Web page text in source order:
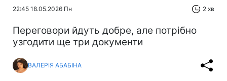
22:45 18.05.2026 Пн 2 хв
Переговори йдуть добре, але потрібно
узгодити ще три документи
ВАЛЕРІЯ АБАБІНА